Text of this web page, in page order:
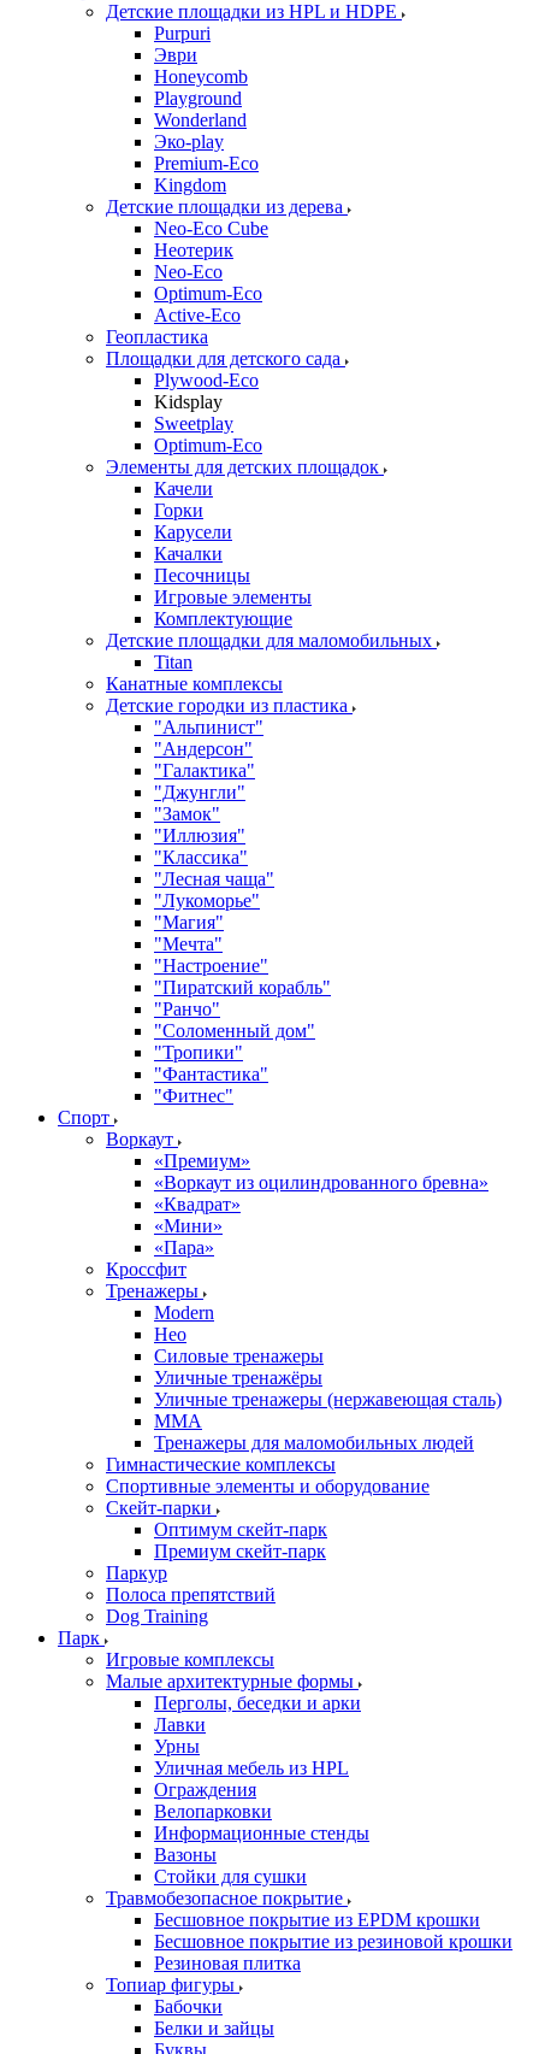
Детские площадки из HPL и HDPE
Purpuri
Эври
Honeycomb
Playground
Wonderland
Эко-play
Premium-Eco
Kingdom
Детские площадки из дерева
Neo-Eco Cube
Неотерик
Neo-Eco
Оptimum-Еco
Active-Eco
Геопластика
Площадки для детского сада
Plywood-Eco
Kidsplay
Sweetplay
Оptimum-Еco
Элементы для детских площадок
Качели
Горки
Карусели
Качалки
Песочницы
Игровые элементы
Комплектующие
Детские площадки для маломобильных
Titan
Канатные комплексы
Детские городки из пластика
"Альпинист"
"Андерсон"
"Галактика"
"Джунгли"
"Замок"
"Иллюзия"
"Классика"
"Лесная чаща"
"Лукоморье"
"Магия"
"Мечта"
"Настроение"
"Пиратский корабль"
"Ранчо"
"Соломенный дом"
"Тропики"
"Фантастика"
"Фитнес"
Спорт
Воркаут
«Премиум»
«Воркаут из оцилиндрованного бревна»
«Квадрат»
«Мини»
«Пара»
Кроссфит
Тренажеры
Modern
Нео
Силовые тренажеры
Уличные тренажёры
Уличные тренажеры (нержавеющая сталь)
ММА
Тренажеры для маломобильных людей
Гимнастические комплексы
Спортивные элементы и оборудование
Скейт-парки
Оптимум скейт-парк
Премиум скейт-парк
Паркур
Полоса препятствий
Dog Training
Парк
Игровые комплексы
Малые архитектурные формы
Перголы, беседки и арки
Лавки
Урны
Уличная мебель из HPL
Ограждения
Велопарковки
Информационные стенды
Вазоны
Стойки для сушки
Травмобезопасное покрытие
Бесшовное покрытие из EPDM крошки
Бесшовное покрытие из резиновой крошки
Резиновая плитка
Топиар фигуры
Бабочки
Белки и зайцы
Буквы